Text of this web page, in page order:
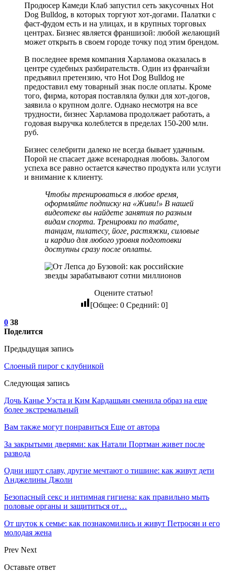
Продюсер Камеди Клаб запустил сеть закусочных Hot
Dog Bulldog, в которых торгуют хот-догами. Палатки с
фаст-фудом есть и на улицах, и в крупных торговых
центрах. Бизнес является франшизой: любой желающий
может открыть в своем городе точку под этим брендом.
В последнее время компания Харламова оказалась в
центре судебных разбирательств. Один из франчайзи
предъявил претензию, что Hot Dog Bulldog не
предоставил ему товарный знак после оплаты. Кроме
того, фирма, которая поставляла булки для хот-догов,
заявила о крупном долге. Однако несмотря на все
трудности, бизнес Харламова продолжает работать, а
годовая выручка колеблется в пределах 150-200 млн.
руб.
Бизнес селебрити далеко не всегда бывает удачным.
Порой не спасает даже всенародная любовь. Залогом
успеха все равно остается качество продукта или услуги
и внимание к клиенту.
Чтобы тренироваться в любое время,
оформляйте подписку на «Живи!» В нашей
видеотеке вы найдете занятия по разным
видам спорта. Тренировки по табате,
танцам, пилатесу, йоге, растяжки, силовые
и кардио для любого уровня подготовки
доступны сразу после оплаты.
Оцените статью!
[Общее: 0Средний: 0]
0 38
Поделится
Предыдущая запись
Слоеный пирог с клубникой
Следующая запись
Дочь Канье Уэста и Ким Кардашьян сменила образ на еще
более экстремальный
Вам также могут понравиться Еще от автора
За закрытыми дверями: как Натали Портман живет после
развода
Одни ищут славу, другие мечтают о тишине: как живут дети
Анджелины Джоли
Безопасный секс и интимная гигиена: как правильно мыть
половые органы и защититься от…
От шуток к семье: как познакомились и живут Петросян и его
молодая жена
Prev Next
Оставьте ответ